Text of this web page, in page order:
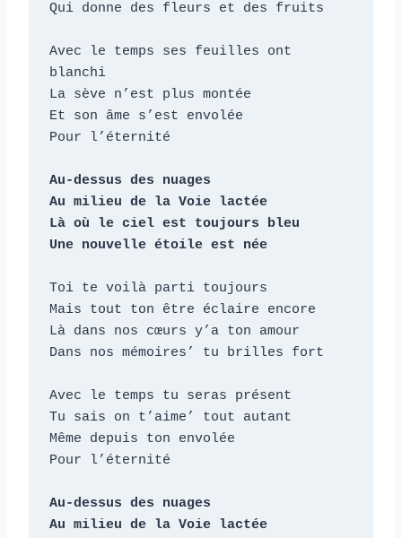
Qui donne des fleurs et des fruits
Avec le temps ses feuilles ont
blanchi
La sève n’est plus montée
Et son âme s’est envolée
Pour l’éternité
Au-dessus des nuages
Au milieu de la Voie lactée
Là où le ciel est toujours bleu
Une nouvelle étoile est née
Toi te voilà parti toujours
Mais tout ton être éclaire encore
Là dans nos cœurs y’a ton amour
Dans nos mémoires’ tu brilles fort
Avec le temps tu seras présent
Tu sais on t’aime’ tout autant
Même depuis ton envolée
Pour l’éternité
Au-dessus des nuages
Au milieu de la Voie lactée